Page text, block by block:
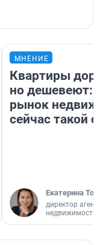
МНЕНИЕ
Квартиры
но дешевеют:
рынок
сейчас такой
Екатерина
директор
недвижимости